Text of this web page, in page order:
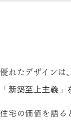
優れたデザインは
「新築至上主義
住宅の価値を語る